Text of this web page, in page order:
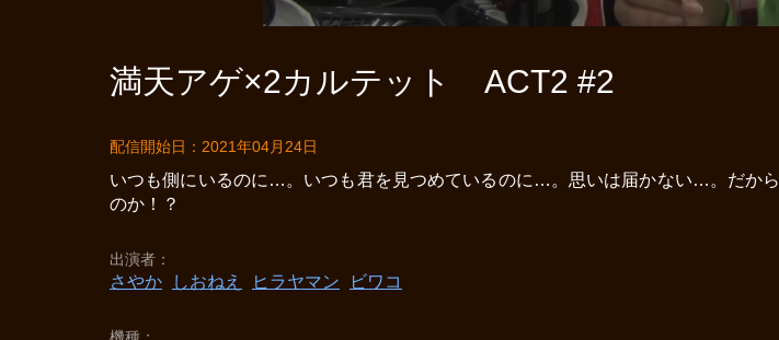
満天アゲ×2カルテット ACT2 #2
配信開始日：2021年04月24日
いつも側にいるのに…。いつも君を見つめているのに…。思いは届かない…。だか
のか！？
出演者
さやか しおねえ ヒラヤマン ビワコ
機種